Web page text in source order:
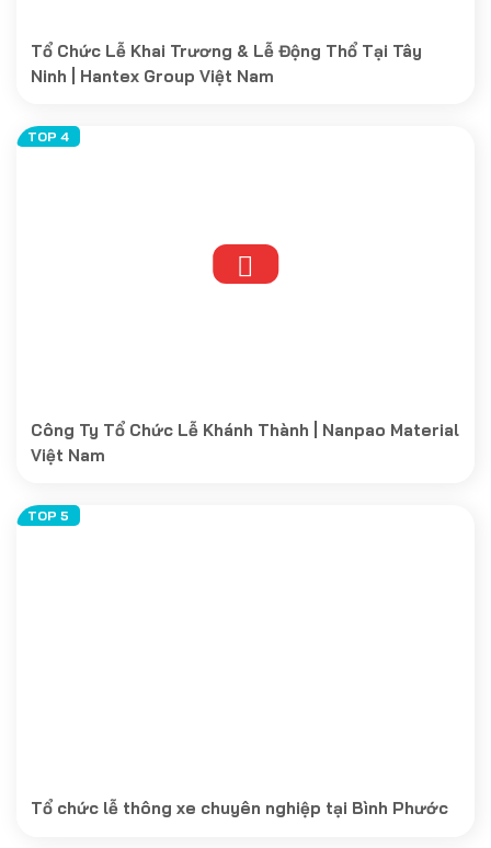
Tổ Chức Lễ Khai Trương & Lễ Động Thổ Tại Tây
Ninh | Hantex Group Việt Nam
Công Ty Tổ Chức Lễ Khánh Thành | Nanpao Material
Việt Nam
Tổ chức lễ thông xe chuyên nghiệp tại Bình Phước